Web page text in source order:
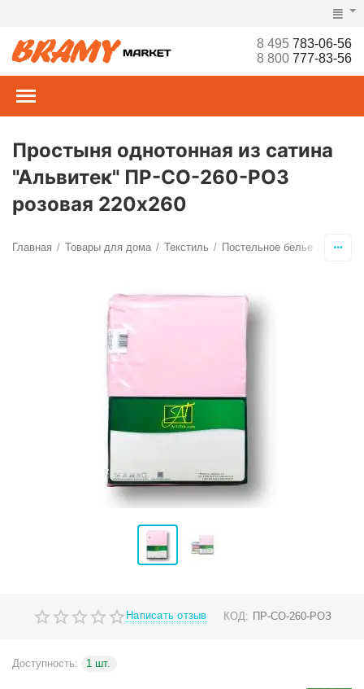
8 495783-06-56
8 800777-83-56
Простыня однотонная из сатина
"Альвитек" ПР-СО-260-РОЗ
розовая 220х260
Главная / Товары для дома / Текстиль / Постельное белье
Написать отзыв КОД: ПР-СО-260-РОЗ
Доступность: 1 шт.